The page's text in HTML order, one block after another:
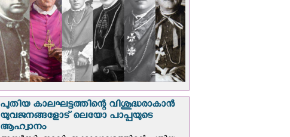
പുതിയ കാലഘട്ടത്തിന്റെ വിശുദ്ധരാകാന്‍
യുവജനങ്ങളോട് ലെയോ പാപ്പയുടെ
ആഹ്വാനം